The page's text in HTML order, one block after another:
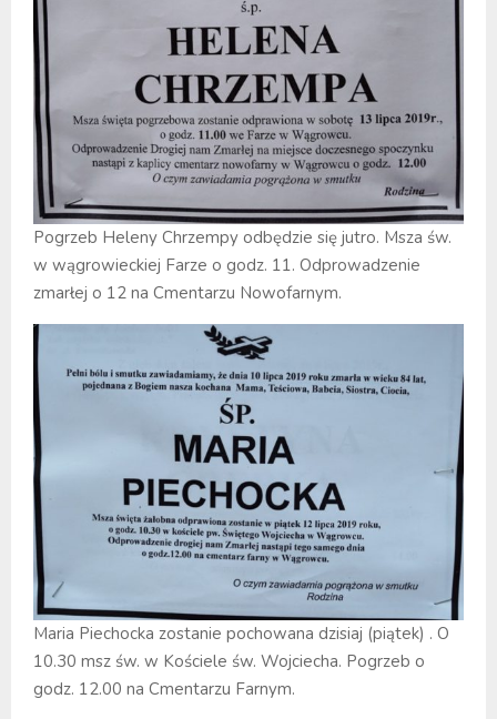
Pogrzeb Heleny Chrzempy odbędzie się jutro. Msza św.
w wągrowieckiej Farze o godz. 11. Odprowadzenie
zmarłej o 12 na Cmentarzu Nowofarnym.
Maria Piechocka zostanie pochowana dzisiaj (piątek) . O
10.30 msz św. w Kościele św. Wojciecha. Pogrzeb o
godz. 12.00 na Cmentarzu Farnym.